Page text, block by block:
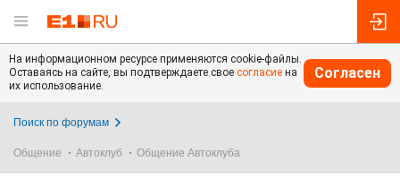
На информационном ресурсе применяются cookie-файлы.
Оставаясь на сайте, вы подтверждаете свое согласие на
их использование.
Согласен
Поиск по форумам
Общение Автоклуб Общение Автоклуба